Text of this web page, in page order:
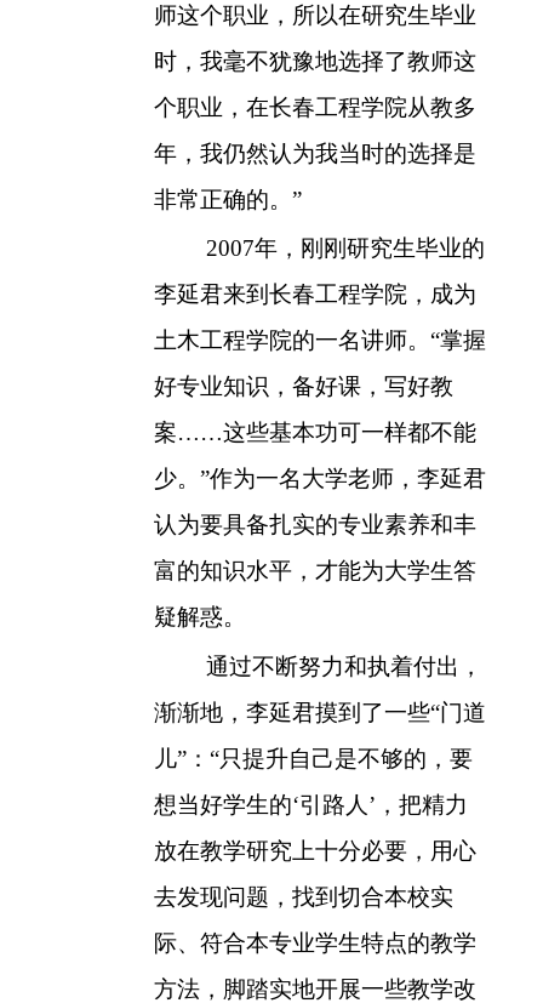
师这个职业，所以在研究生毕业
时，我毫不犹豫地选择了教师这
个职业，在长春工程学院从教多
年，我仍然认为我当时的选择是
非常正确的。”
2007年，刚刚研究生毕业的
李延君来到长春工程学院，成为
土木工程学院的一名讲师。“掌握
好专业知识，备好课，写好教
案……这些基本功可一样都不能
少。”作为一名大学老师，李延君
认为要具备扎实的专业素养和丰
富的知识水平，才能为大学生答
疑解惑。
通过不断努力和执着付出，
渐渐地，李延君摸到了一些“门道
儿”：“只提升自己是不够的，要
想当好学生的‘引路人’，把精力
放在教学研究上十分必要，用心
去发现问题，找到切合本校实
际、符合本专业学生特点的教学
方法，脚踏实地开展一些教学改